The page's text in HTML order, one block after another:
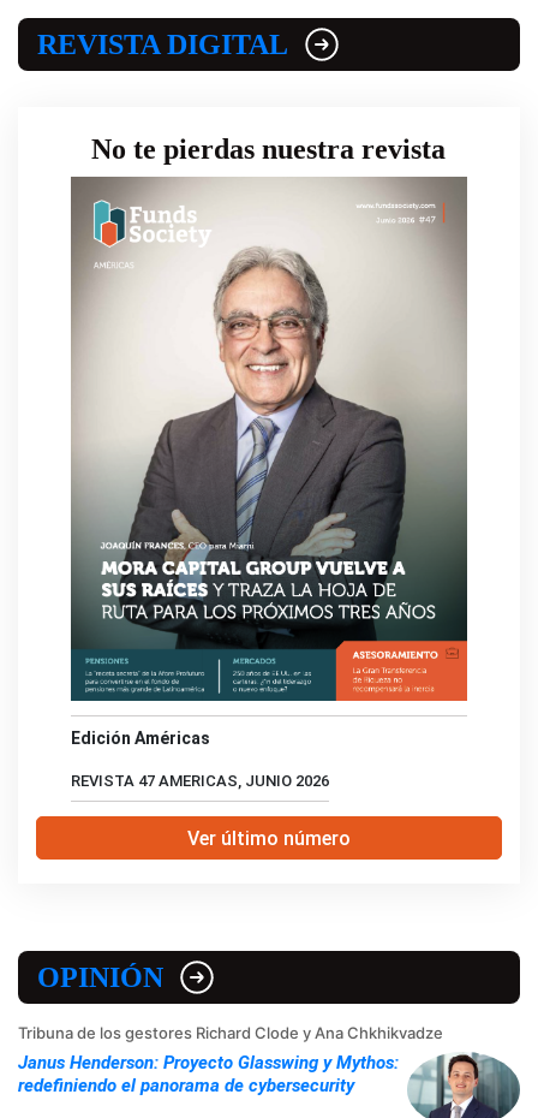
REVISTA DIGITAL
No te pierdas nuestra revista
Edición Américas
REVISTA 47 AMERICAS, JUNIO 2026
Ver último número
OPINIÓN
Tribuna de los gestores Richard Clode y Ana Chkhikvadze
Janus Henderson: Proyecto Glasswing y Mythos:
redefiniendo el panorama de cybersecurity